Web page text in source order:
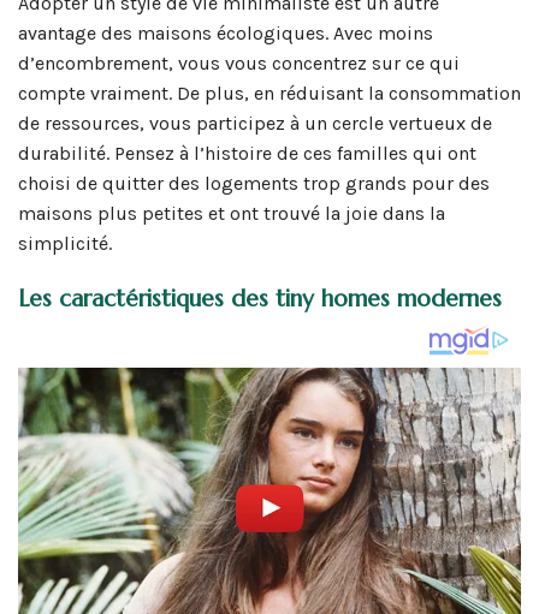
avantage des maisons écologiques. Avec moins
d’encombrement, vous vous concentrez sur ce qui
compte vraiment. De plus, en réduisant la consommation
de ressources, vous participez à un cercle vertueux de
durabilité. Pensez à l’histoire de ces familles qui ont
choisi de quitter des logements trop grands pour des
maisons plus petites et ont trouvé la joie dans la
simplicité.
Les caractéristiques des tiny homes modernes